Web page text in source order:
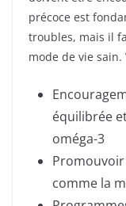
précoce est
troubles, mais il
mode de vie
équilibrée
oméga-3
Promouvoir
comme la